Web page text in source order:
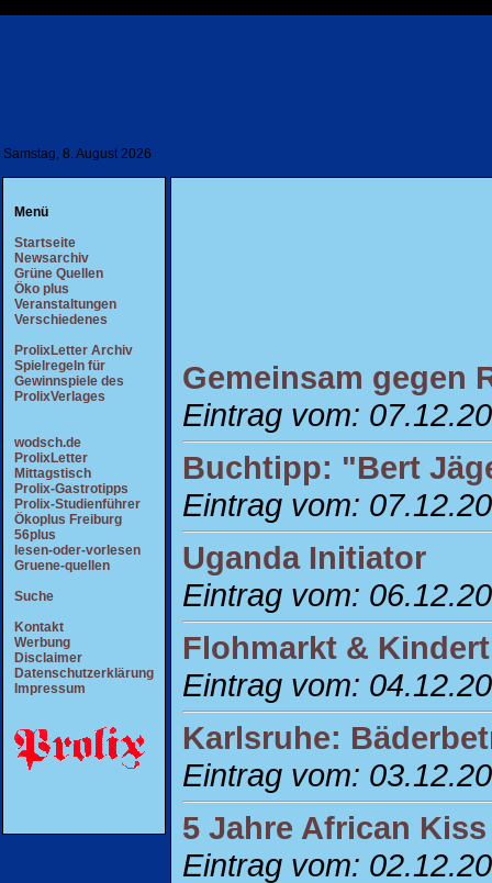
Samstag, 8. August 2026
Menü
Startseite
Newsarchiv
Grüne Quellen
Öko plus
Veranstaltungen
Verschiedenes
ProlixLetter Archiv
Spielregeln für
Gewinnspiele des
ProlixVerlages
wodsch.de
ProlixLetter
Mittagstisch
Prolix-Gastrotipps
Prolix-Studienführer
Ökoplus Freiburg
56plus
lesen-oder-vorlesen
Gruene-quellen
Suche
Kontakt
Werbung
Disclaimer
Datenschutzerklärung
Impressum
Gemeinsam gegen
Eintrag vom:
Buchtipp: "Bert
Eintrag vom:
Uganda Initiator
Eintrag vom:
Flohmarkt &
Eintrag vom:
Karlsruhe:
Eintrag vom:
5 Jahre African
Eintrag vom: